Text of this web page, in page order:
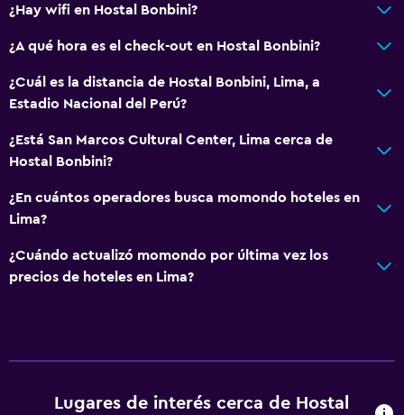
¿Hay wifi en Hostal Bonbini?
¿A qué hora es el check-out en Hostal Bonbini?
¿Cuál es la distancia de Hostal Bonbini, Lima, a
Estadio Nacional del Perú?
¿Está San Marcos Cultural Center, Lima cerca de
Hostal Bonbini?
¿En cuántos operadores busca momondo hoteles en
Lima?
¿Cuándo actualizó momondo por última vez los
precios de hoteles en Lima?
Lugares de interés cerca de Hostal